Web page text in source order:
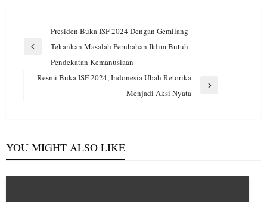
Navigasi
pos
Presiden Buka ISF 2024 Dengan Gemilang
Tekankan Masalah Perubahan Iklim Butuh
Pendekatan Kemanusiaan
Resmi Buka ISF 2024, Indonesia Ubah Retorika
Menjadi Aksi Nyata
YOU MIGHT ALSO LIKE